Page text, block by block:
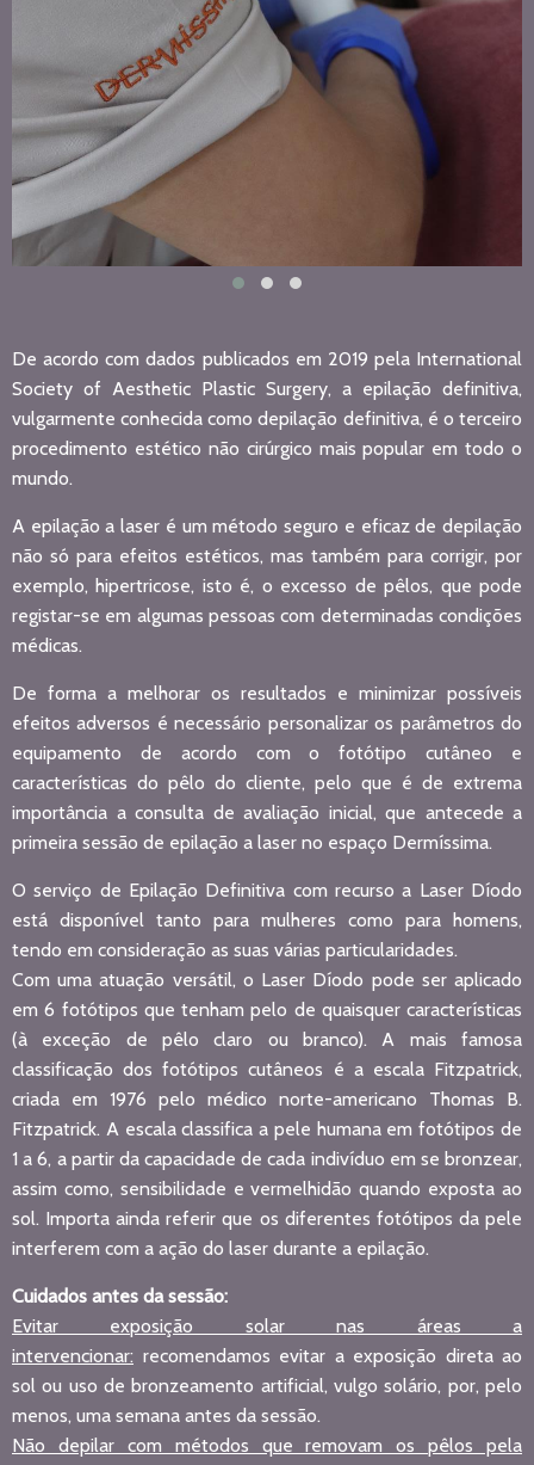
De acordo com dados publicados em 2019 pela International
Society of Aesthetic Plastic Surgery, a epilação definitiva,
vulgarmente conhecida como depilação definitiva, é o terceiro
procedimento estético não cirúrgico mais popular em todo o
mundo.
A epilação a laser é um método seguro e eficaz de depilação
não só para efeitos estéticos, mas também para corrigir, por
exemplo, hipertricose, isto é, o excesso de pêlos, que pode
registar-se em algumas pessoas com determinadas condições
médicas.
De forma a melhorar os resultados e minimizar possíveis
efeitos adversos é necessário personalizar os parâmetros do
equipamento de acordo com o fotótipo cutâneo e
características do pêlo do cliente, pelo que é de extrema
importância a consulta de avaliação inicial, que antecede a
primeira sessão de epilação a laser no espaço Dermíssima.
O serviço de Epilação Definitiva com recurso a Laser Díodo
está disponível tanto para mulheres como para homens,
tendo em consideração as suas várias particularidades.
Com uma atuação versátil, o Laser Díodo pode ser aplicado
em 6 fotótipos que tenham pelo de quaisquer características
(à exceção de pêlo claro ou branco). A mais famosa
classificação dos fotótipos cutâneos é a escala Fitzpatrick,
criada em 1976 pelo médico norte-americano Thomas B.
Fitzpatrick. A escala classifica a pele humana em fotótipos de
1 a 6, a partir da capacidade de cada indivíduo em se bronzear,
assim como, sensibilidade e vermelhidão quando exposta ao
sol. Importa ainda referir que os diferentes fotótipos da pele
interferem com a ação do laser durante a epilação.
Cuidados antes da sessão:
Evitar exposição solar nas áreas a
intervencionar: recomendamos evitar a exposição direta ao
sol ou uso de bronzeamento artificial, vulgo solário, por, pelo
menos, uma semana antes da sessão.
Não depilar com métodos que removam os pêlos pela